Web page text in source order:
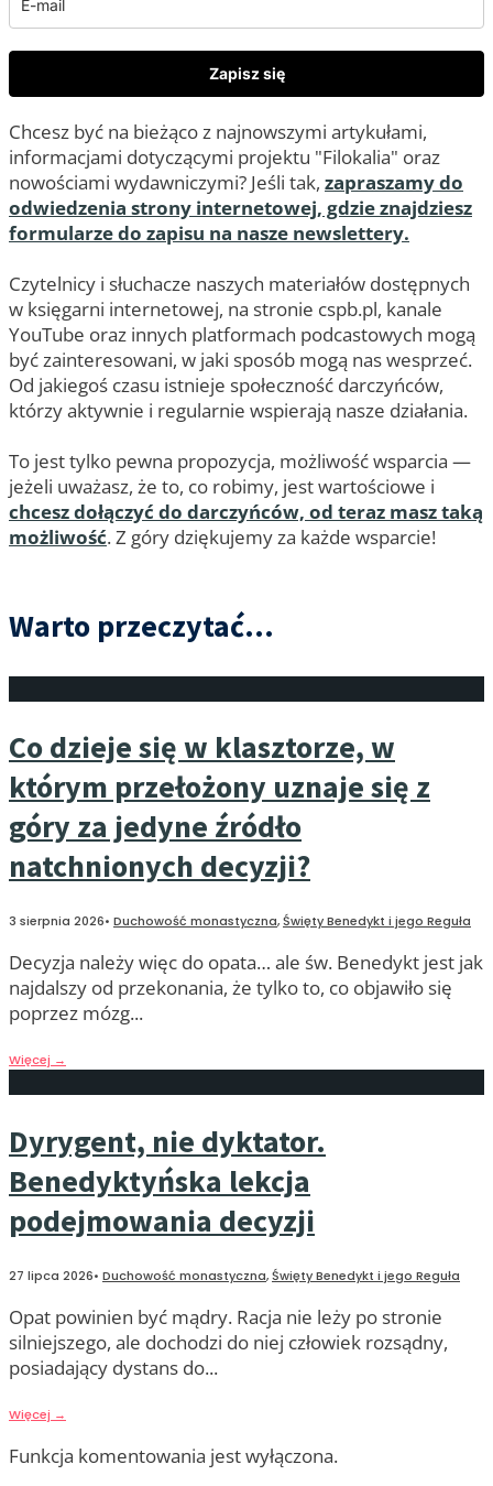
Zapisz się
Chcesz być na bieżąco z najnowszymi artykułami,
informacjami dotyczącymi projektu "Filokalia" oraz
nowościami wydawniczymi? Jeśli tak, zapraszamy do
odwiedzenia strony internetowej, gdzie znajdziesz
formularze do zapisu na nasze newslettery.
Czytelnicy i słuchacze naszych materiałów dostępnych
w księgarni internetowej, na stronie cspb.pl, kanale
YouTube oraz innych platformach podcastowych mogą
być zainteresowani, w jaki sposób mogą nas wesprzeć.
Od jakiegoś czasu istnieje społeczność darczyńców,
którzy aktywnie i regularnie wspierają nasze działania.
To jest tylko pewna propozycja, możliwość wsparcia —
jeżeli uważasz, że to, co robimy, jest wartościowe i
chcesz dołączyć do darczyńców, od teraz masz taką
możliwość. Z góry dziękujemy za każde wsparcie!
Warto przeczytać...
Co dzieje się w klasztorze, w
którym przełożony uznaje się z
góry za jedyne źródło
natchnionych decyzji?
3 sierpnia 2026• Duchowość monastyczna,Święty Benedykt i jego Reguła
Decyzja należy więc do opata… ale św. Benedykt jest jak
najdalszy od przekonania, że tylko to, co objawiło się
poprzez mózg...
Więcej →
Dyrygent, nie dyktator.
Benedyktyńska lekcja
podejmowania decyzji
27 lipca 2026• Duchowość monastyczna,Święty Benedykt i jego Reguła
Opat powinien być mądry. Racja nie leży po stronie
silniejszego, ale dochodzi do niej człowiek rozsądny,
posiadający dystans do...
Więcej →
Funkcja komentowania jest wyłączona.